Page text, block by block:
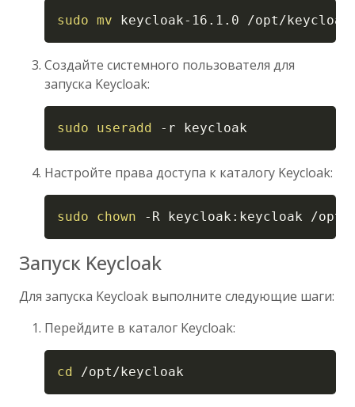
sudo mv keycloak-16.1.0 /opt/keycloak
Copy
Создайте системного пользователя для
запуска Keycloak:
sudo useradd -r keycloak
Настройте права доступа к каталогу Keycloak:
sudo chown -R keycloak:keycloak /opt/
Copy
Запуск Keycloak
Для запуска Keycloak выполните следующие шаги:
Перейдите в каталог Keycloak:
cd /opt/keycloak